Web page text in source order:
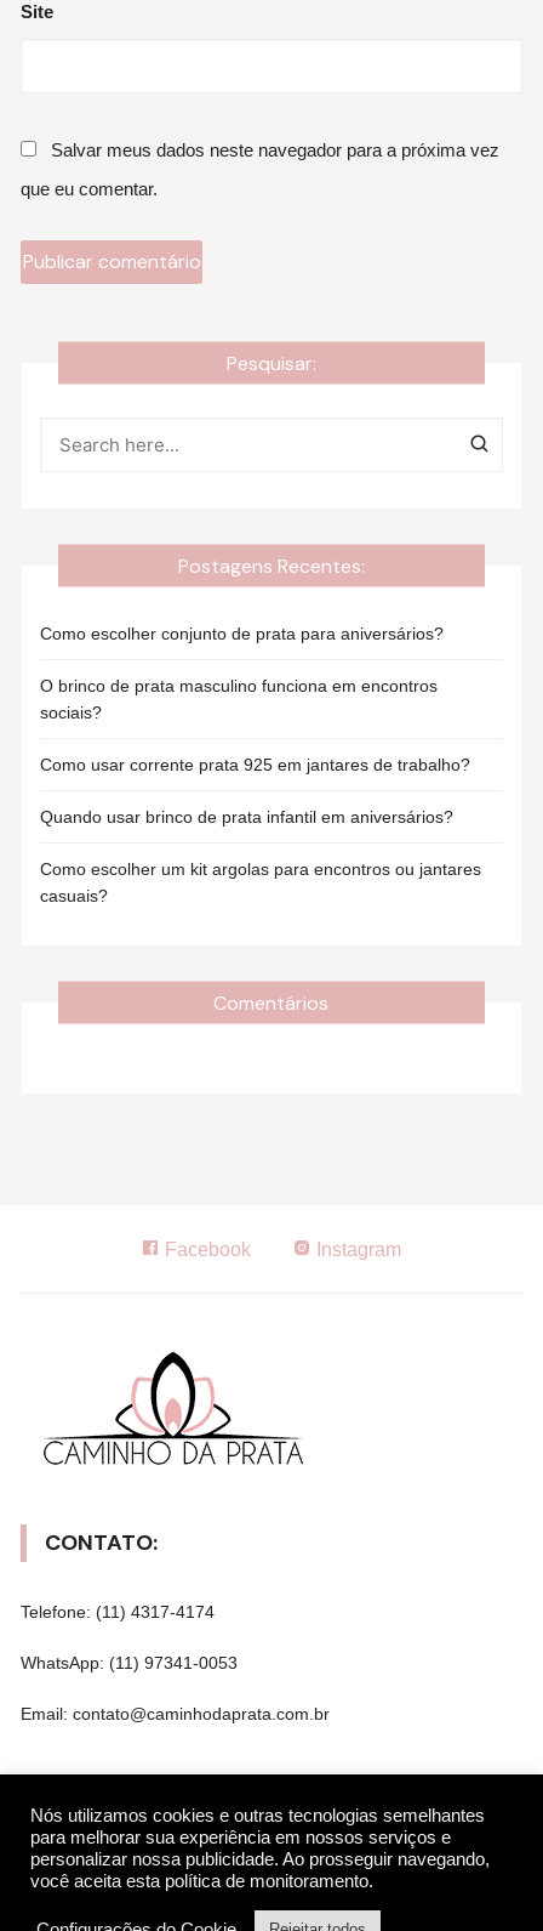
Site
Salvar meus dados neste navegador para a próxima vez
que eu comentar.
Pesquisar:
Postagens Recentes:
Como escolher conjunto de prata para aniversários?
O brinco de prata masculino funciona em encontros
sociais?
Como usar corrente prata 925 em jantares de trabalho?
Quando usar brinco de prata infantil em aniversários?
Como escolher um kit argolas para encontros ou jantares
casuais?
Comentários
Facebook Instagram
CONTATO:
Telefone: (11) 4317-4174
WhatsApp: (11) 97341-0053
Email: contato@caminhodaprata.com.br
REDES SOCIAIS
Nós utilizamos cookies e outras tecnologias semelhantes
para melhorar sua experiência em nossos serviços e
personalizar nossa publicidade. Ao prosseguir navegando,
você aceita esta política de monitoramento.